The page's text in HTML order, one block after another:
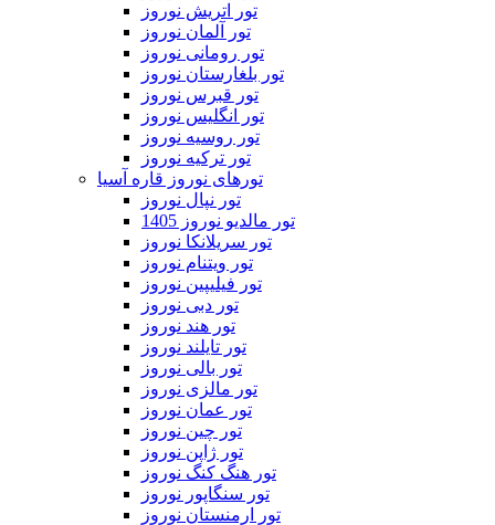
تور اتریش نوروز
تور آلمان نوروز
تور رومانی نوروز
تور بلغارستان نوروز
تور قبرس نوروز
تور انگلیس نوروز
تور روسیه نوروز
تور ترکیه نوروز
تورهای نوروز قاره آسیا
تور نپال نوروز
تور مالدیو نوروز 1405
تور سریلانکا نوروز
تور ویتنام نوروز
تور فیلیپین نوروز
تور دبی نوروز
تور هند نوروز
تور تایلند نوروز
تور بالی نوروز
تور مالزی نوروز
تور عمان نوروز
تور چین نوروز
تور ژاپن نوروز
تور هنگ کنگ نوروز
تور سنگاپور نوروز
تور ارمنستان نوروز